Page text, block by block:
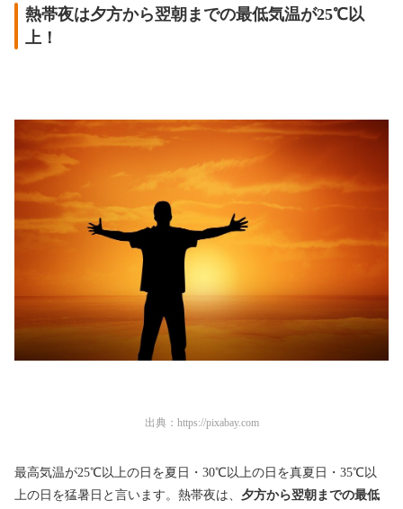
熱帯夜は夕方から翌朝までの最低気温が25℃以
上！
出典： https://pixabay.com
最高気温が25℃以上の日を夏日・30℃以上の日を真夏日・35℃以
上の日を猛暑日と言います。熱帯夜は、 夕方から翌朝までの最低